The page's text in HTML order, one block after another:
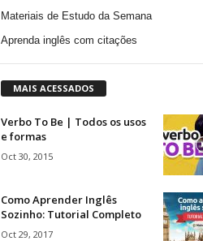
Materiais de Estudo da Semana
Aprenda inglês com citações
MAIS ACESSADOS
Verbo To Be | Todos os usos
e formas
Oct 30, 2015
Como Aprender Inglês
Sozinho: Tutorial Completo
Oct 29, 2017